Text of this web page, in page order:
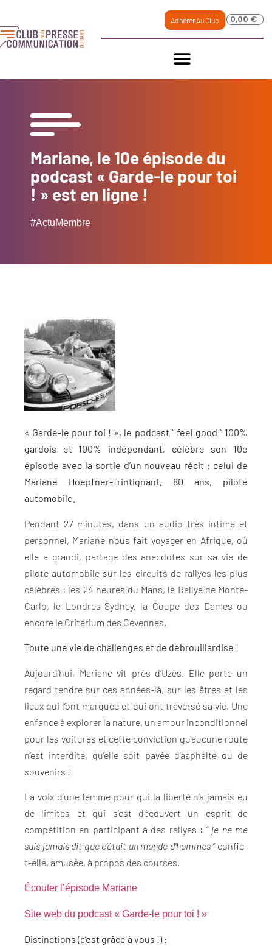
Adhérer Au Club 0,00 €
Mariane, le 10e épisode du
podcast « Garde-le pour toi
! » est en ligne !
#ActuMembre
« Garde-le pour toi ! », le podcast “ feel good ” 100%
gardois et 100% indépendant, célèbre son 10e
épisode avec la sortie d’un nouveau récit : celui de
Mariane Hoepfner-Trintignant, 80 ans, pilote
automobile.
Pendant 27 minutes, dans un audio très intime et
personnel, Mariane nous fait voyager en Afrique, où
elle a grandi, partage des anecdotes sur sa vie de
pilote automobile sur les circuits de rallyes les plus
célèbres : les 24 heures du Mans, le Rallye de Monte-
Carlo, le Londres-Sydney, la Coupe des Dames ou
encore le Critérium des Cévennes.
Toute une vie de challenges et de débrouillardise !
Aujourd’hui, Mariane vit près d’Uzès. Elle porte un
regard tendre sur ces années-là, sur les êtres et les
lieux qui l’ont marquée et qui ont traversé sa vie. Une
enfance à explorer la nature, un amour inconditionnel
pour les voitures et cette conviction qu’aucune route
n’est interdite, qu’elle soit pavée d’asphalte ou de
souvenirs !
La voix d’une femme pour qui la liberté n’a jamais eu
de limites et qui s’est découvert un esprit de
compétition en participant à des rallyes : “ je ne me
suis jamais dit que c’était un monde d’hommes ”confie-
t-elle, amusée, à propos des courses.
Écouter l’épisode Mariane
Site web du podcast « Garde-le pour toi ! »
Distinctions (c’est grâce à vous !) :